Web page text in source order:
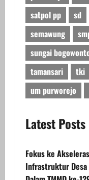
satpol pp
sd
semawung
sungai
tamansari
tki
um purworejo
Latest Posts
Fokus ke
Infrastruktur Desa